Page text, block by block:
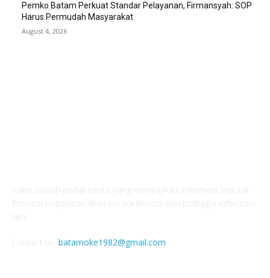
Pemko Batam Perkuat Standar Pelayanan, Firmansyah: SOP
Harus Permudah Masyarakat
August 4, 2026
batamoke1982@gmail.com